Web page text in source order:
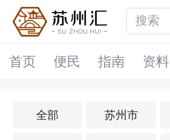
首页 便民 指南 资料
全部 苏州市